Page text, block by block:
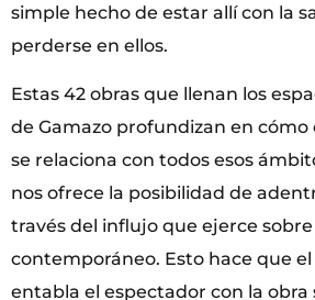
simple hecho de estar allí con la
perderse en ellos.
Estas 42 obras que llenan los
de Gamazo profundizan en
se relaciona con todos esos
nos ofrece la posibilidad de
través del influjo que ejerce
contemporáneo. Esto hace que
entabla el espectador con la